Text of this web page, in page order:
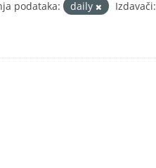
podataka: daily
Izdavači: